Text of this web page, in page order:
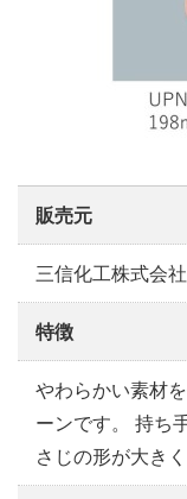
販売元
三信化工株式会社
特徴
やわらかい素材
ーンです。 持ち
さじの形が大き